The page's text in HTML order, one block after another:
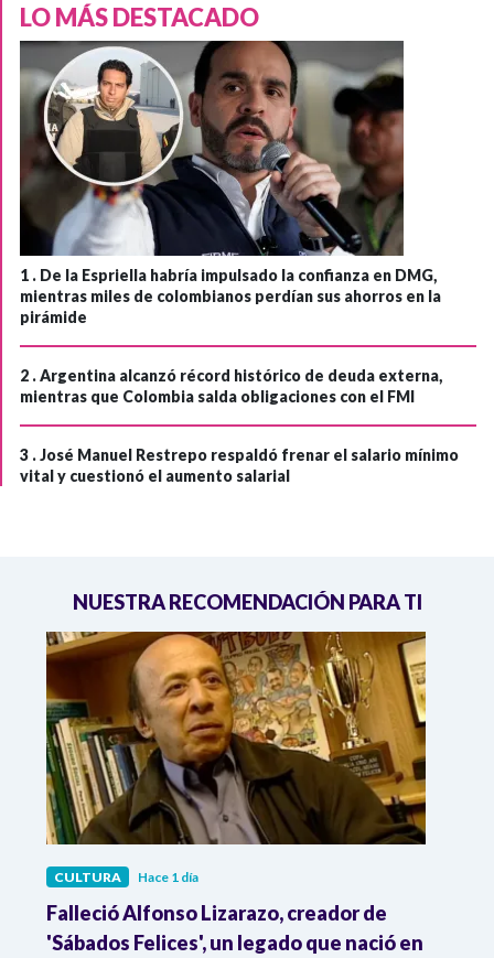
LO MÁS DESTACADO
1 . De la Espriella habría impulsado la confianza en DMG,
mientras miles de colombianos perdían sus ahorros en la
pirámide
2 .Argentina alcanzó récord histórico de deuda externa,
mientras que Colombia salda obligaciones con el FMI
3 .José Manuel Restrepo respaldó frenar el salario mínimo
vital y cuestionó el aumento salarial
NUESTRA RECOMENDACIÓN PARA TI
CULTURA Hace 1 día
Falleció Alfonso Lizarazo, creador de
'Sábados Felices', un legado que nació en